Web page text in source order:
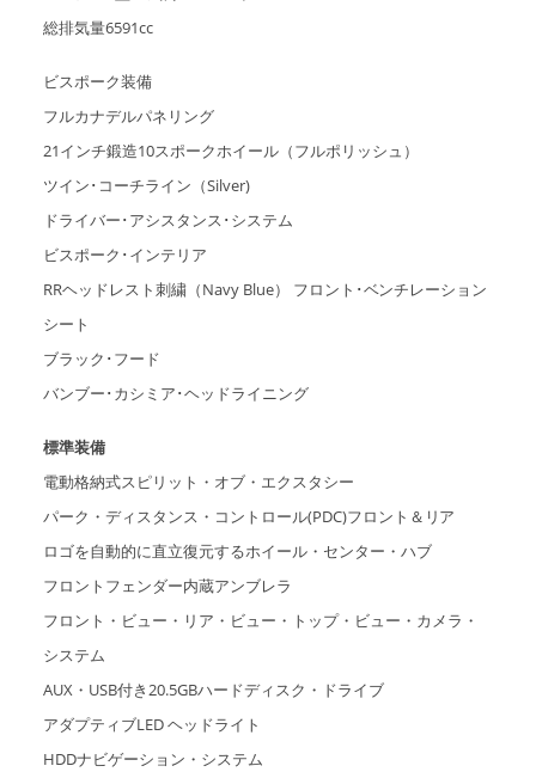
総排気量6591cc
ビスポーク装備
フルカナデルパネリング
21インチ鍛造10スポークホイール（フルポリッシュ）
ツイン･コーチライン（Silver)
ドライバー･アシスタンス･システム
ビスポーク･インテリア
RRヘッドレスト刺繍（Navy Blue） フロント･ベンチレーション
シート
ブラック･フード
バンブー･カシミア･ヘッドライニング
標準装備
電動格納式スピリット・オブ・エクスタシー
パーク・ディスタンス・コントロール(PDC)フロント＆リア
ロゴを⾃動的に直⽴復元するホイール・センター・ハブ
フロントフェンダー内蔵アンブレラ
フロント・ビュー・リア・ビュー・トップ・ビュー・カメラ・
システム
AUX・USB付き20.5GBハードディスク・ドライブ
アダプティブLED ヘッドライト
HDDナビゲーション・システム